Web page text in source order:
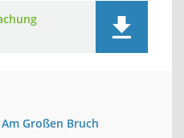
Großen Bruch